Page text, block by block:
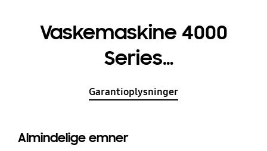
Vaskemaskine 4000
Series
WW90T4042CT/EE 9kg
Garantioplysninger
Almindelige emner